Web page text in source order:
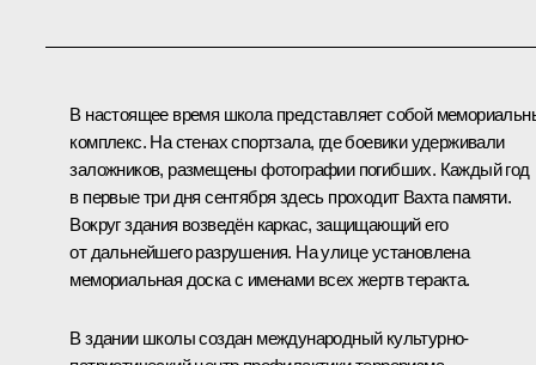
В настоящее время школа представляет собой
комплекс. На стенах спортзала, где боевики удерживали
заложников, размещены фотографии погибших. Каждый год
в первые три дня сентября здесь проходит Вахта памяти.
Вокруг здания возведён каркас, защищающий его
от дальнейшего разрушения. На улице установлена
мемориальная доска с именами всех жертв теракта.
В здании школы создан международный культурно-